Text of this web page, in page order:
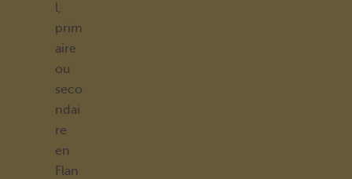
l,
prim
aire
ou
seco
ndai
re
en
Flan